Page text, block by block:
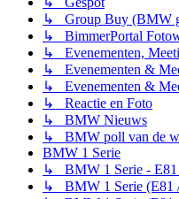
↳ Group Buy (BMW
↳ BimmerPortal
↳ Evenementen,
↳ Evenementen &
↳ Evenementen &
↳ Reactie en Foto
↳ BMW Nieuws
↳ BMW poll van de
BMW 1 Serie
↳ BMW 1 Serie - E81
↳ BMW 1 Serie (E81